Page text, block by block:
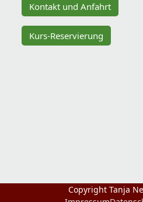
Kontakt und Anfahrt
Kurs-Reservierung
Copyright Tanja